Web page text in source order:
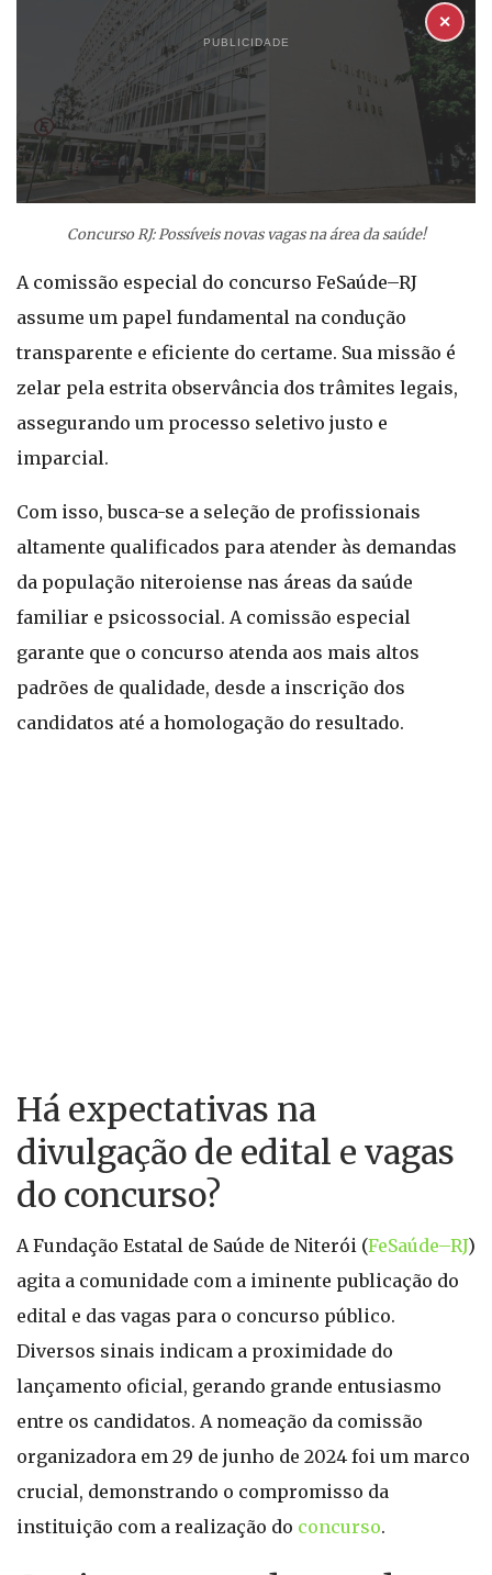
PUBLICIDADE
✕
Concurso RJ: Possíveis novas vagas na área da saúde!
A comissão especial do concurso FeSaúde–RJ
assume um papel fundamental na condução
transparente e eficiente do certame. Sua missão é
zelar pela estrita observância dos trâmites legais,
assegurando um processo seletivo justo e
imparcial.
Com isso, busca-se a seleção de profissionais
altamente qualificados para atender às demandas
da população niteroiense nas áreas da saúde
familiar e psicossocial. A comissão especial
garante que o concurso atenda aos mais altos
padrões de qualidade, desde a inscrição dos
candidatos até a homologação do resultado.
Há expectativas na
divulgação de edital e vagas
do concurso?
A Fundação Estatal de Saúde de Niterói (FeSaúde–RJ)
agita a comunidade com a iminente publicação do
edital e das vagas para o concurso público.
Diversos sinais indicam a proximidade do
lançamento oficial, gerando grande entusiasmo
entre os candidatos. A nomeação da comissão
organizadora em 29 de junho de 2024 foi um marco
crucial, demonstrando o compromisso da
instituição com a realização do concurso.